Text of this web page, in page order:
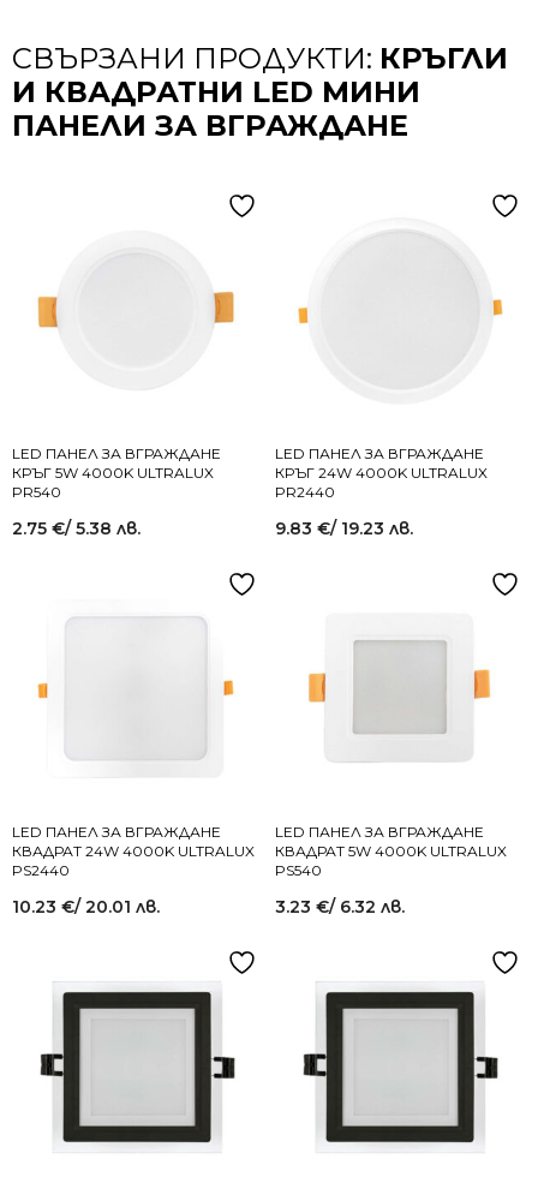
СВЪРЗАНИ ПРОДУКТИ: КРЪГЛИ
И КВАДРАТНИ LED МИНИ
ПАНЕЛИ ЗА ВГРАЖДАНЕ
LED ПАНЕЛ ЗА ВГРАЖДАНЕ
КРЪГ 5W 4000K ULTRALUX
PR540
2.75 €/ 5.38 лв.
LED ПАНЕЛ ЗА ВГРАЖДАНЕ
КРЪГ 24W 4000K ULTRALUX
PR2440
9.83 €/ 19.23 лв.
LED ПАНЕЛ ЗА ВГРАЖДАНЕ
КВАДРАТ 24W 4000K ULTRALUX
PS2440
10.23 €/ 20.01 лв.
LED ПАНЕЛ ЗА ВГРАЖДАНЕ
КВАДРАТ 5W 4000K ULTRALUX
PS540
3.23 €/ 6.32 лв.